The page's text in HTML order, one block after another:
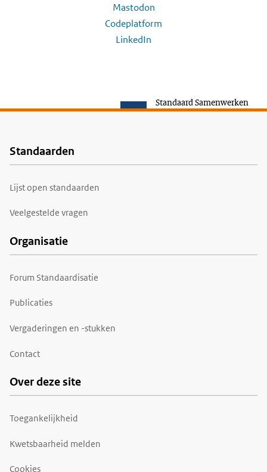
Mastodon
Codeplatform
LinkedIn
Standaard Samenwerken
Voet
Standaarden
Lijst open standaarden
Veelgestelde vragen
Organisatie
Forum Standaardisatie
Publicaties
Vergaderingen en -stukken
Contact
Over deze site
Toegankelijkheid
Kwetsbaarheid melden
Cookies